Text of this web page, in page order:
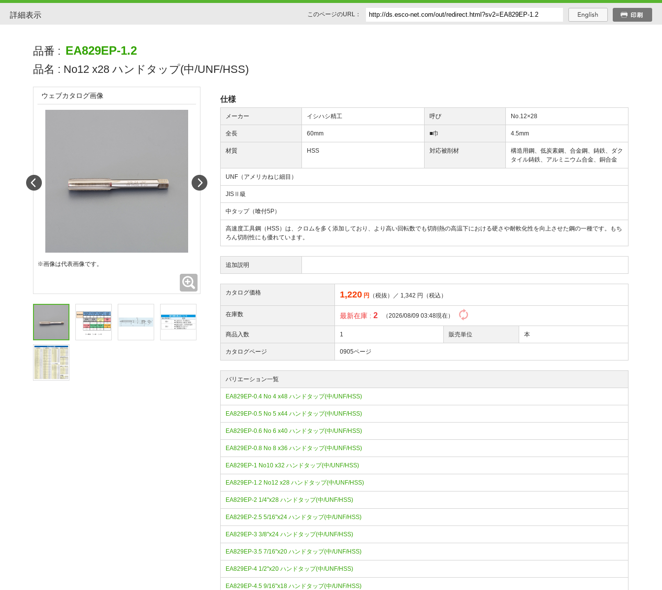
詳細表示 このページのURL：
品番 : EA829EP-1.2
品名 : No12 x28 ハンドタップ(中/UNF/HSS)
仕様
メーカー イシハシ精工 呼び No.12×28
全長 60mm ■巾 4.5mm
材質 HSS 対応被削材
構造用鋼、低炭素鋼、合金鋼、鋳鉄、ダク
タイル鋳鉄、アルミニウム合金、銅合金
UNF（アメリカねじ細目）
JISⅡ級
中タップ（喰付5P）
高速度工具鋼（HSS）は、クロムを多く添加しており、より高い回転数でも切削熱の高温下における硬さや耐軟化性を向上させた鋼の一種です。もち
ろん切削性にも優れています。
追加説明
カタログ価格 1,220 円 （税抜）／ 1,342 円（税込）
在庫数 最新在庫 :2 （2026/08/09 03:48現在）
商品入数 1 販売単位 本
カタログページ 0905ページ
バリエーション一覧
EA829EP-0.4 No 4 x48 ハンドタップ(中/UNF/HSS)
EA829EP-0.5 No 5 x44 ハンドタップ(中/UNF/HSS)
EA829EP-0.6 No 6 x40 ハンドタップ(中/UNF/HSS)
EA829EP-0.8 No 8 x36 ハンドタップ(中/UNF/HSS)
EA829EP-1 No10 x32 ハンドタップ(中/UNF/HSS)
EA829EP-1.2 No12 x28 ハンドタップ(中/UNF/HSS)
EA829EP-2 1/4"x28 ハンドタップ(中/UNF/HSS)
EA829EP-2.5 5/16"x24 ハンドタップ(中/UNF/HSS)
EA829EP-3 3/8"x24 ハンドタップ(中/UNF/HSS)
EA829EP-3.5 7/16"x20 ハンドタップ(中/UNF/HSS)
EA829EP-4 1/2"x20 ハンドタップ(中/UNF/HSS)
EA829EP-4.5 9/16"x18 ハンドタップ(中/UNF/HSS)
ウェブカタログ画像
※画像は代表画像です。